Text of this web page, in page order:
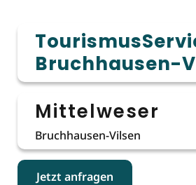
Bruchhausen-
Mittelweser
Bruchhausen-Vilsen
Jetzt anfragen